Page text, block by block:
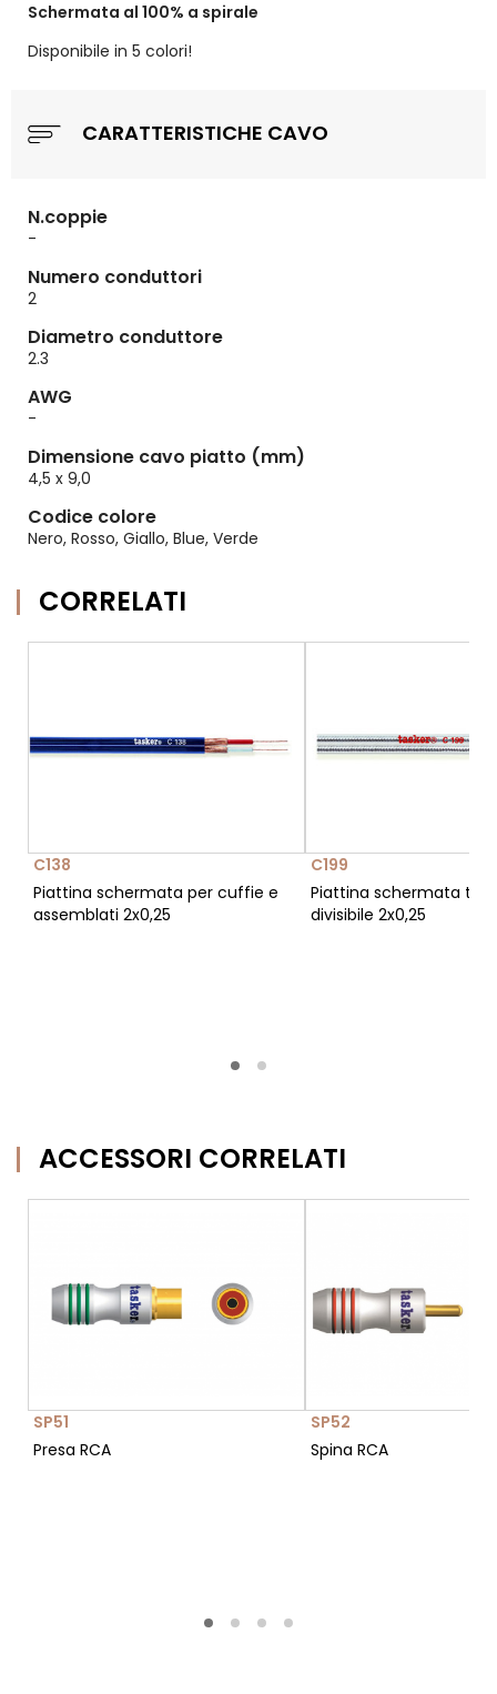
Schermata al 100% a spirale
Disponibile in 5 colori!
CARATTERISTICHE CAVO
N.coppie
-
Numero conduttori
2
Diametro conduttore
2.3
AWG
-
Dimensione cavo piatto (mm)
4,5 x 9,0
Codice colore
Nero, Rosso, Giallo, Blue, Verde
CORRELATI
C138
Piattina schermata per cuffie e
assemblati 2x0,25
C199
Piattina schermata
divisibile 2x0,25
ACCESSORI CORRELATI
SP51
Presa RCA
SP52
Spina RCA